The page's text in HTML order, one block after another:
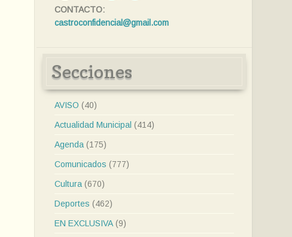
CONTACTO:
castroconfidencial@gmail.com
Secciones
AVISO (40)
Actualidad Municipal (414)
Agenda (175)
Comunicados (777)
Cultura (670)
Deportes (462)
EN EXCLUSIVA (9)